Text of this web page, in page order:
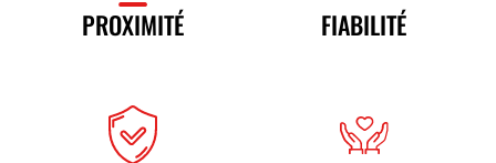
PROXIMITÉ FIABILITÉ